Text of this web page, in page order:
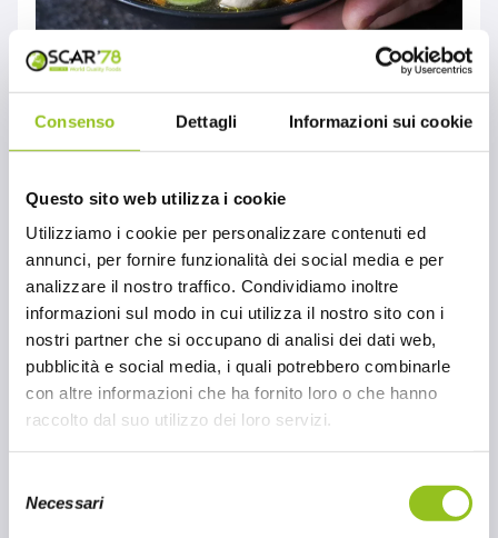
Consenso Dettagli Informazioni sui cookie
Questo sito web utilizza i cookie
Utilizziamo i cookie per personalizzare contenuti ed
annunci, per fornire funzionalità dei social media e per
analizzare il nostro traffico. Condividiamo inoltre
informazioni sul modo in cui utilizza il nostro sito con i
nostri partner che si occupano di analisi dei dati web,
pubblicità e social media, i quali potrebbero combinarle
con altre informazioni che ha fornito loro o che hanno
raccolto dal suo utilizzo dei loro servizi.
Necessari
Cucina cinese: in
viaggio con Oscar ‘78
distribuisce prodotti alimentari da tutto il
mondo – oggi vi invita in un viaggio nella
cucina cinese. Tra i brand proposti da Oscar’
78, troviamo ChinEAT: azienda specializzata
nella diffusione dei sapori autentici della
cucina cinese.